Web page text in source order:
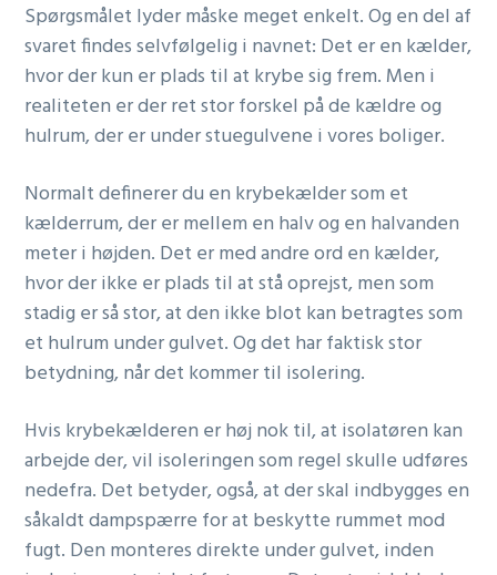
Spørgsmålet lyder måske meget enkelt. Og en del af
svaret findes selvfølgelig i navnet: Det er en kælder,
hvor der kun er plads til at krybe sig frem. Men i
realiteten er der ret stor forskel på de kældre og
hulrum, der er under stuegulvene i vores boliger.
Normalt definerer du en krybekælder som et
kælderrum, der er mellem en halv og en halvanden
meter i højden. Det er med andre ord en kælder,
hvor der ikke er plads til at stå oprejst, men som
stadig er så stor, at den ikke blot kan betragtes som
et hulrum under gulvet. Og det har faktisk stor
betydning, når det kommer til isolering.
Hvis krybekælderen er høj nok til, at isolatøren kan
arbejde der, vil isoleringen som regel skulle udføres
nedefra. Det betyder, også, at der skal indbygges en
såkaldt dampspærre for at beskytte rummet mod
fugt. Den monteres direkte under gulvet, inden